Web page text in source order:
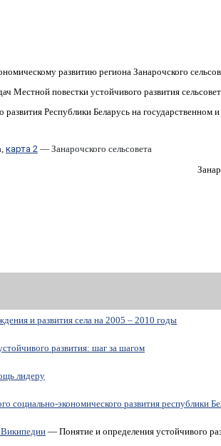
развитию региона Занарочского
Местной повестки устойчивого развития
развития Республики Беларусь на государственном
карта 2 — Занарочского сельсовета
и развития села на 2005 – 2010 годы
развития: шаг за шагом
лидеру
социально-экономического развития республики
Википедии — Понятие и определения устойчивого